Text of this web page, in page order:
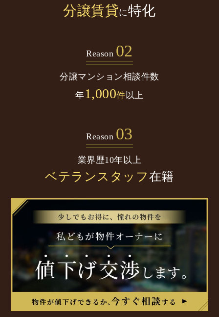
分譲賃貸に特化
Reason 02
分譲マンション相談件数
年1,000件以上
Reason 03
業界歴10年以上
ベテランスタッフ在籍